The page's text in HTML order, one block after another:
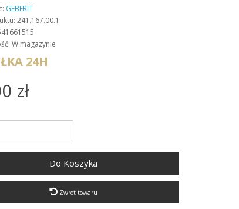
GEBERIT
241.167.00.1
W magazynie
24H
zł
Do Koszyka
Zwrot towaru